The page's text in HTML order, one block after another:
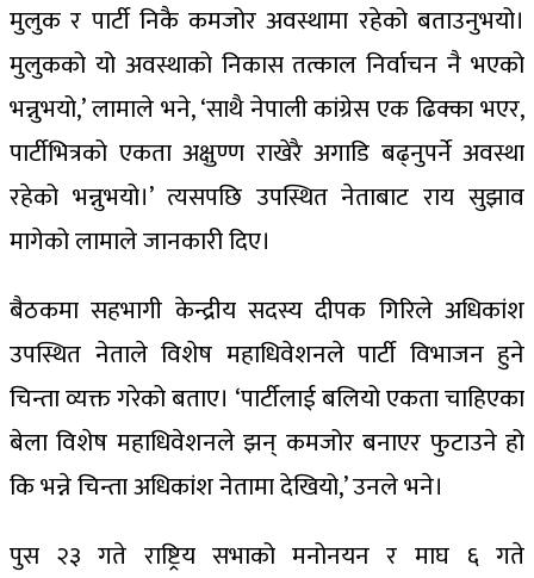
मुलुक र पार्टी निकै कमजोर अवस्थामा रहेको बताउनुभयो।
मुलुकको यो अवस्थाको निकास तत्काल निर्वाचन नै भएको
भन्नुभयो,’ लामाले भने, ‘साथै नेपाली कांग्रेस एक ढिक्का भएर,
पार्टीभित्रको एकता अक्षुण्ण राखेरै अगाडि बढ्नुपर्ने अवस्था
रहेको भन्नुभयो।’ त्यसपछि उपस्थित नेताबाट राय सुझाव
मागेको लामाले जानकारी दिए।
बैठकमा सहभागी केन्द्रीय सदस्य दीपक गिरिले अधिकांश
उपस्थित नेताले विशेष महाधिवेशनले पार्टी विभाजन हुने
चिन्ता व्यक्त गरेको बताए। ‘पार्टीलाई बलियो एकता चाहिएका
बेला विशेष महाधिवेशनले झन् कमजोर बनाएर फुटाउने हो
कि भन्ने चिन्ता अधिकांश नेतामा देखियो,’ उनले भने।
पुस २३ गते राष्ट्रिय सभाको मनोनयन र माघ ६ गते